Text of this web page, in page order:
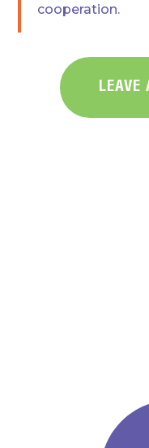
cooperation.
LEAVE